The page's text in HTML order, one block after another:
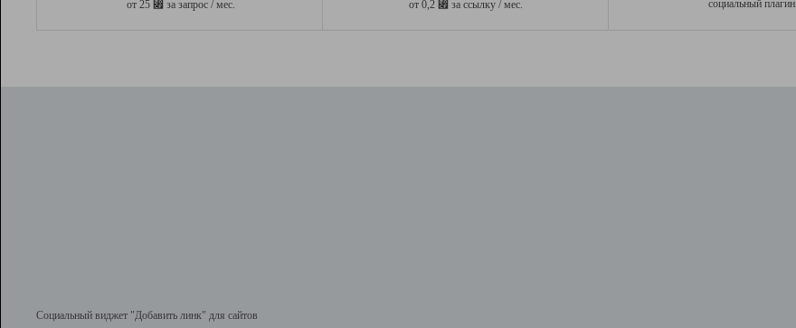
от 25 ⃏ за запрос / мес.
от 0,2 ⃏ за ссылку / мес.
социальный плагин
Социальный виджет "Добавить линк" для сайтов